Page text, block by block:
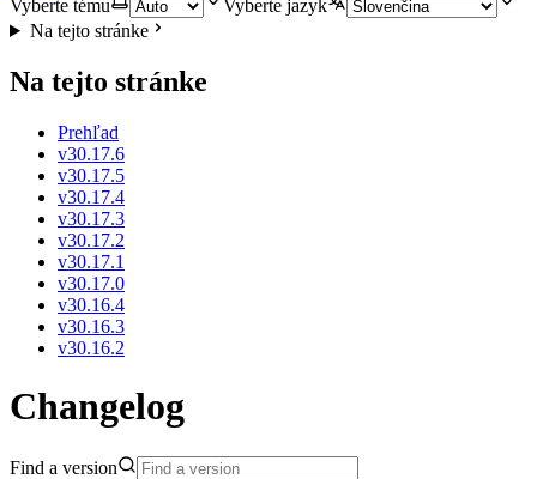
Vyberte tému
Vyberte jazyk
Na tejto stránke
Na tejto stránke
Prehľad
v30.17.6
v30.17.5
v30.17.4
v30.17.3
v30.17.2
v30.17.1
v30.17.0
v30.16.4
v30.16.3
v30.16.2
Changelog
Find a version